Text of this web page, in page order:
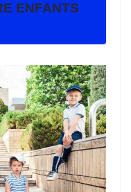
ENFANTS